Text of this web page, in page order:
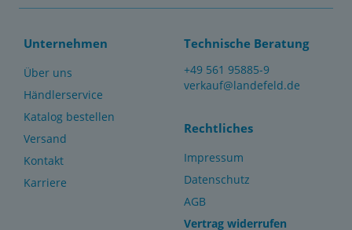
Unternehmen
Über uns
Händlerservice
Katalog bestellen
Versand
Kontakt
Karriere
Technische Beratung
+49 561 95885-9
verkauf@landefeld.de
Rechtliches
Impressum
Datenschutz
AGB
Vertrag widerrufen